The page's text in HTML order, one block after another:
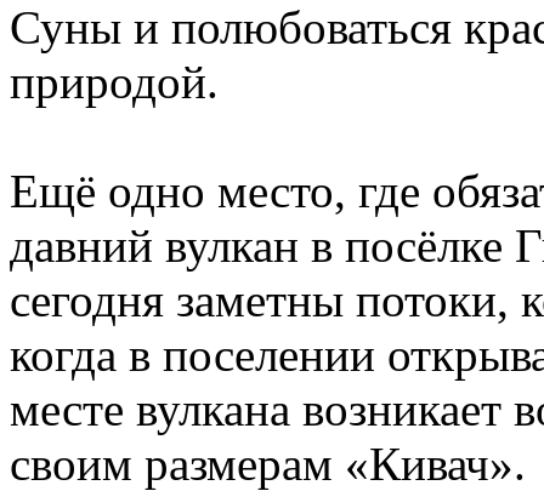
Суны и полюбоваться
природой.
Ещё одно место, где
давний вулкан в посёлке
сегодня заметны потоки,
когда в поселении
месте вулкана возникает
своим размерам «Кивач».